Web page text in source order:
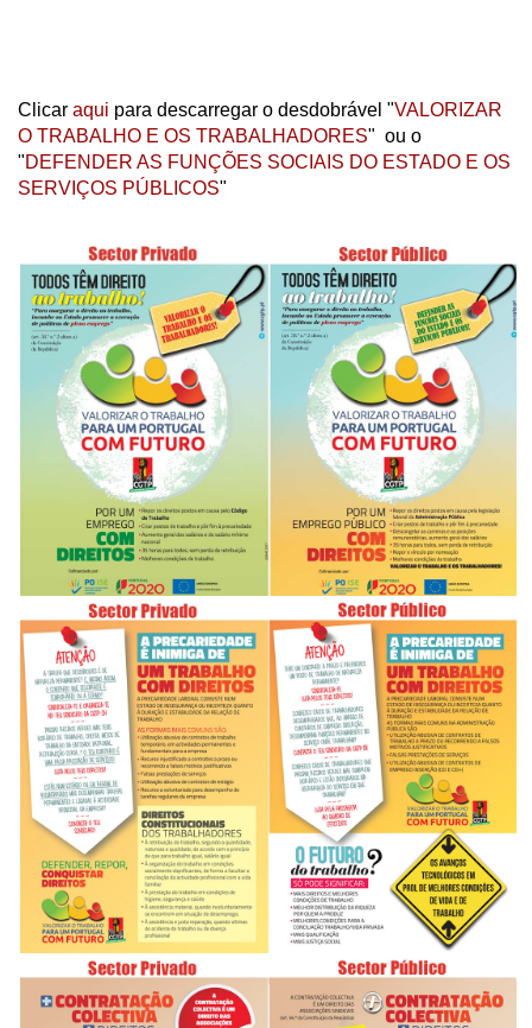
Clicar aqui para descarregar o desdobrável "VALORIZAR
O TRABALHO E OS TRABALHADORES" ou o
"DEFENDER AS FUNÇÕES SOCIAIS DO ESTADO E OS
SERVIÇOS PÚBLICOS"